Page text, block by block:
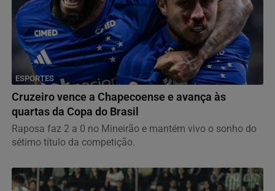
ESPORTES
Cruzeiro vence a Chapecoense e avança às
quartas da Copa do Brasil
Raposa faz 2 a 0 no Mineirão e mantém vivo o sonho do
sétimo título da competição.